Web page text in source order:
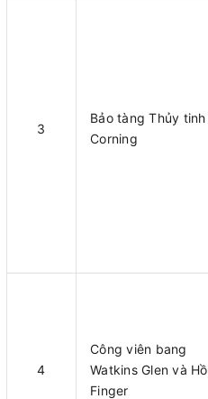
3
Bảo tàng Thủy tinh
Corning
4
Công viên bang
Watkins Glen và Hồ
Finger